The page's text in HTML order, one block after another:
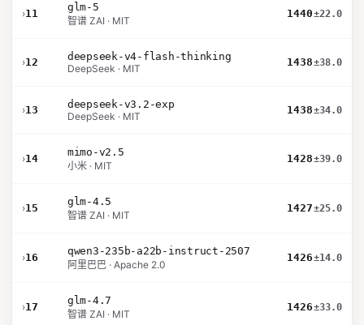
›11
glm-5
智谱 ZAI · MIT
1440±22.0
›12
deepseek-v4-flash-thinking
DeepSeek · MIT
1438±38.0
›13
deepseek-v3.2-exp
DeepSeek · MIT
1438±34.0
›14
mimo-v2.5
小米 · MIT
1428±39.0
›15
glm-4.5
智谱 ZAI · MIT
1427±25.0
›16
qwen3-235b-a22b-instruct-2507
阿里巴巴 · Apache 2.0
1426±14.0
›17
glm-4.7
智谱 ZAI · MIT
1426±33.0